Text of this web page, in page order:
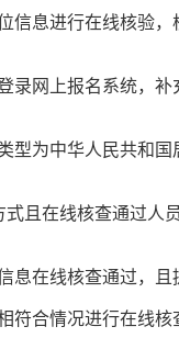
信息进行在线核验，
录网上报名系统，
型为中华人民共和
且在线核查通过人
息在线核查通过，
符合情况进行在线